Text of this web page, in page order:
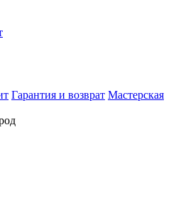
Гарантия и возврат Мастерская